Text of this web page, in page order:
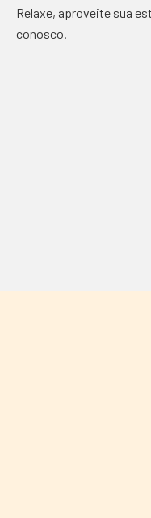
Relaxe, aproveite sua
conosco.